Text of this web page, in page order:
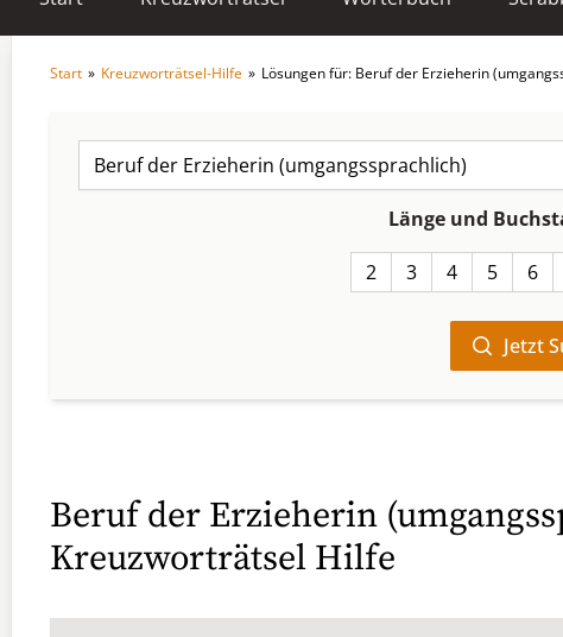
Start » Kreuzworträtsel-Hilfe » Lösungen für: Beruf der Erzieherin
Länge und
2 3 4 5 6
Jetzt
Beruf der Erzieherin
Kreuzworträtsel Hilfe